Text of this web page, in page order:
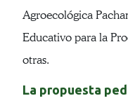
Agroecológica
Educativo para la
otras.
La propuesta